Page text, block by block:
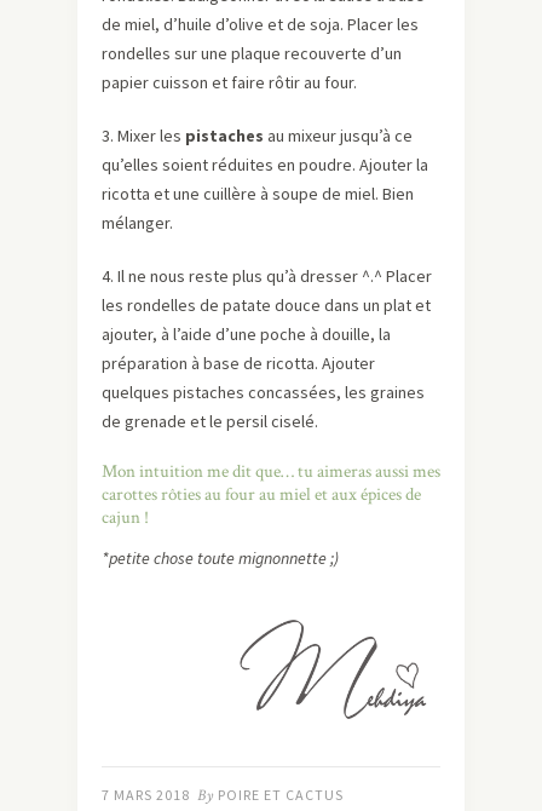
de miel, d’huile d’olive et de soja. Placer les
rondelles sur une plaque recouverte d’un
papier cuisson et faire rôtir au four.
3. Mixer les pistaches au mixeur jusqu’à ce
qu’elles soient réduites en poudre. Ajouter la
ricotta et une cuillère à soupe de miel. Bien
mélanger.
4. Il ne nous reste plus qu’à dresser ^.^ Placer
les rondelles de patate douce dans un plat et
ajouter, à l’aide d’une poche à douille, la
préparation à base de ricotta. Ajouter
quelques pistaches concassées, les graines
de grenade et le persil ciselé.
Mon intuition me dit que… tu aimeras aussi mes
carottes rôties au four au miel et aux épices de
cajun !
*petite chose toute mignonnette ;)
7 MARS 2018 By POIRE ET CACTUS